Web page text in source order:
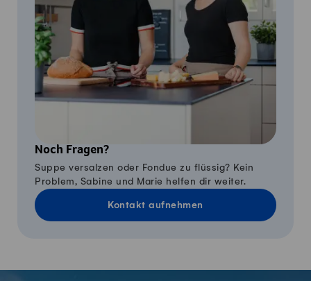
Noch Fragen?
Suppe versalzen oder Fondue zu flüssig? Kein
Problem, Sabine und Marie helfen dir weiter.
Kontakt aufnehmen